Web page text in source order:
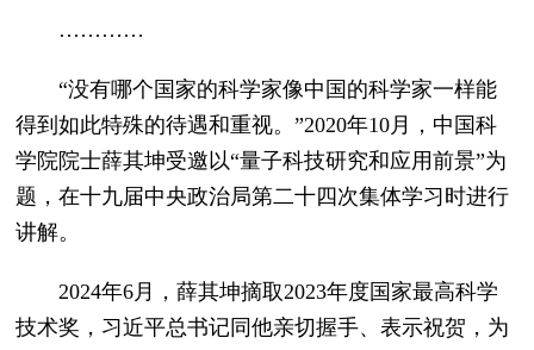
…………
“没有哪个国家的科学家像中国的科学家一样能
得到如此特殊的待遇和重视。”2020年10月，中国科
学院院士薛其坤受邀以“量子科技研究和应用前景”为
题，在十九届中央政治局第二十四次集体学习时进行
讲解。
2024年6月，薛其坤摘取2023年度国家最高科学
技术奖，习近平总书记同他亲切握手、表示祝贺，为